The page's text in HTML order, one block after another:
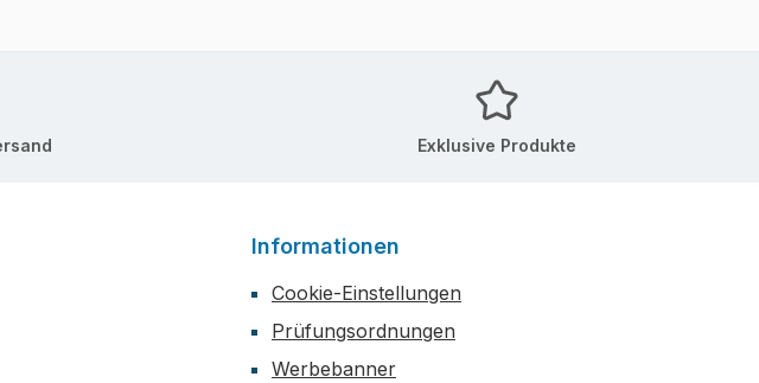
Exklusive Produkte
Informationen
Cookie-Einstellungen
Prüfungsordnungen
Werbebanner